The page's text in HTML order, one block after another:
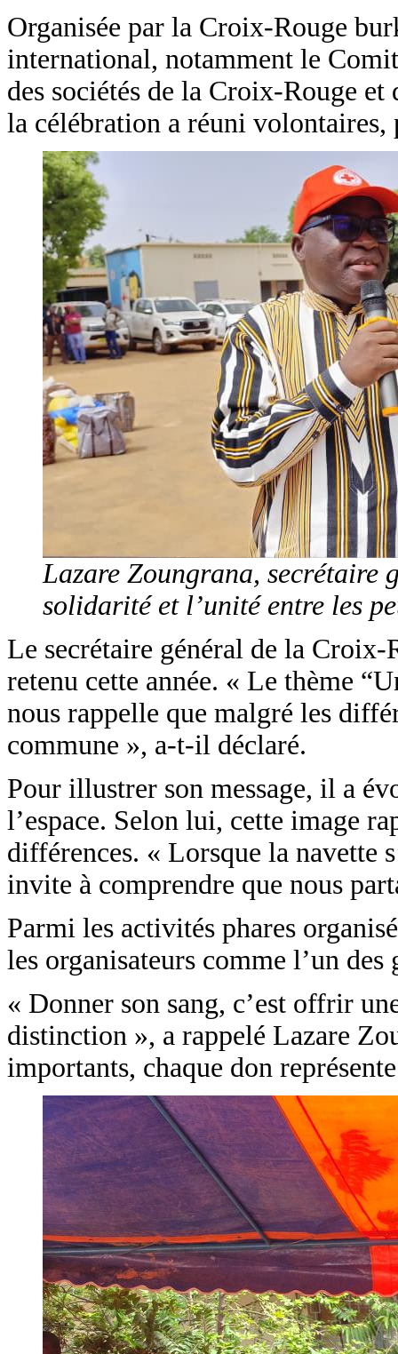
Organisée par la Croix-Rouge
international, notamment le
des sociétés de la Croix-Rouge
la célébration a réuni volontaires,
Lazare Zoungrana, secrétaire
solidarité et l’unité entre les
Le secrétaire général de la
retenu cette année. « Le thème
nous rappelle que malgré les
commune », a-t-il déclaré.
Pour illustrer son message, il a
l’espace. Selon lui, cette image
différences. « Lorsque la navette
invite à comprendre que nous
Parmi les activités phares
les organisateurs comme l’un
« Donner son sang, c’est offrir
distinction », a rappelé Lazare
importants, chaque don